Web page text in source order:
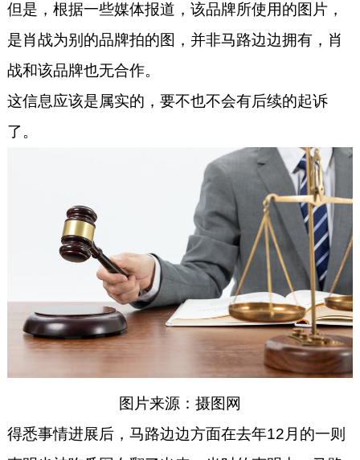
但是，根据一些媒体报道，该品牌所使用的图片，
是肖战为别的品牌拍的图，并非马路边边拥有，肖
战和该品牌也无合作。
这信息应该是属实的，要不也不会有后续的起诉
了。
图片来源：摄图网
得悉事情进展后，马路边边方面在去年12月的一则